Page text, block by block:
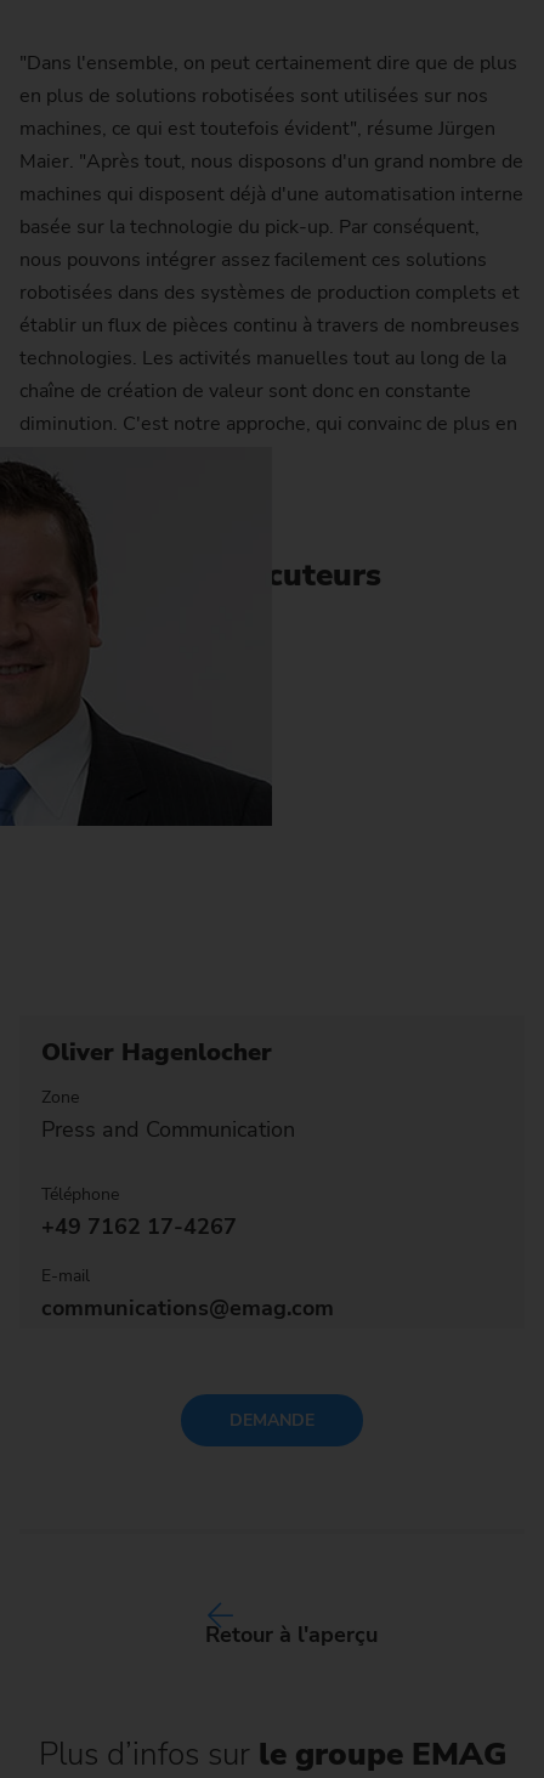
"Dans l'ensemble, on peut certainement dire que de plus
en plus de solutions robotisées sont utilisées sur nos
machines, ce qui est toutefois évident", résume Jürgen
Maier. "Après tout, nous disposons d'un grand nombre de
machines qui disposent déjà d'une automatisation interne
basée sur la technologie du pick-up. Par conséquent,
nous pouvons intégrer assez facilement ces solutions
robotisées dans des systèmes de production complets et
établir un flux de pièces continu à travers de nombreuses
technologies. Les activités manuelles tout au long de la
chaîne de création de valeur sont donc en constante
diminution. C'est notre approche, qui convainc de plus en
plus de clients".
Interlocuteurs
Oliver Hagenlocher
Zone
Press and Communication
Téléphone
+49 7162 17-4267
E-mail
communications@emag.com
DEMANDE
Retour à l'aperçu
Plus d’infos sur le groupe EMAG